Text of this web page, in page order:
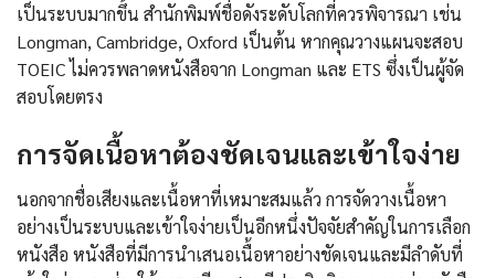
เป็นระบบมากขึ้น สำนักพิมพ์ชื่อดังระดับโลกที่ควรพิจารณา เช่น
Longman, Cambridge, Oxford เป็นต้น หากคุณวางแผนจะสอบ
TOEIC ไม่ควรพลาดหนังสือจาก Longman และ ETS ซึ่งเป็นผู้จัด
สอบโดยตรง
การจัดเนื้อหาต้องชัดเจนและเข้าใจง่าย
นอกจากชื่อเสียงและเนื้อหาที่เหมาะสมแล้ว การจัดวางเนื้อหา
อย่างเป็นระบบและเข้าใจง่ายเป็นอีกหนึ่งปัจจัยสำคัญในการเลือก
หนังสือ หนังสือที่มีการนำเสนอเนื้อหาอย่างชัดเจนและมีลำดับที่